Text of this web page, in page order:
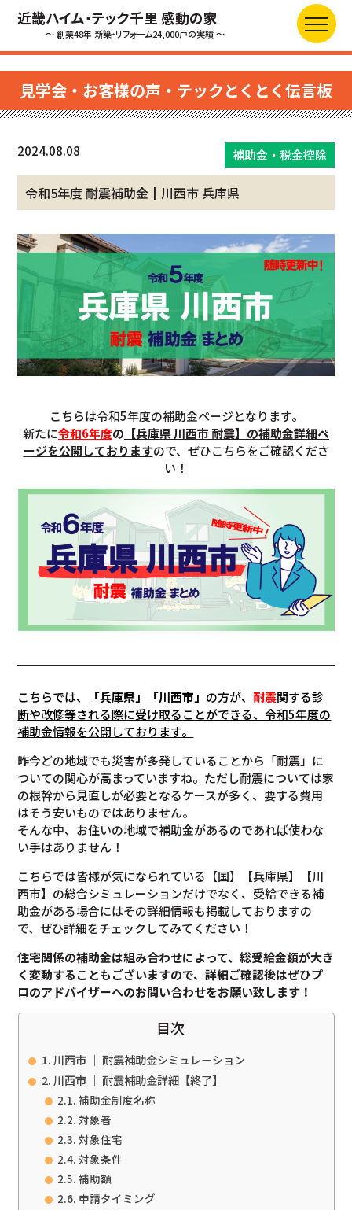
近畿ハイム・テック千里 感動の家
～ 創業48年 新築・リフォーム24,000戸の実績 ～
見学会・お客様の声・テックとくとく伝言板
2024.08.08 補助金・税金控除
令和5年度 耐震補助金┃川西市 兵庫県
こちらは令和5年度の補助金ページとなります。
新たに令和6年度の 【兵庫県 川西市 耐震】の補助金詳細ペ
ージを公開しておりますので、ぜひこちらをご確認くださ
い！
こちらでは、 「兵庫県」「川西市」 の方が、 耐震関する診
断や改修等される際に受け取ることができる、令和5年度の
補助金情報を公開しております。
昨今どの地域でも災害が多発していることから「耐震」に
ついての関心が高まっていますね。ただし耐震については家
の根幹から見直しが必要となるケースが多く、要する費用
はそう安いものではありません。
そんな中、お住いの地域で補助金があるのであれば使わな
い手はありません！
こちらでは皆様が気になられている【国】【兵庫県】【川
西市】の総合シミュレーションだけでなく、受給できる補
助金がある場合にはその詳細情報も掲載しておりますの
で、ぜひ詳細をチェックしてみてください！
住宅関係の補助金は組み合わせによって、総受給金額が大き
く変動することもございますので、詳細ご確認後はぜひプ
ロのアドバイザーへのお問い合わせをお願い致します！
目次
川西市 ｜ 耐震補助金シミュレーション
川西市 ｜ 耐震補助金詳細【終了】
補助金制度名称
対象者
対象住宅
対象条件
補助額
申請タイミング